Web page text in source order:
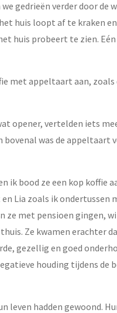
gedrieën verder door
huis loopt af te kraken
huis probeert te zien.
met appeltaart aan,
opener, vertelden iets
was de appeltaart
bood ze een kop koffie
Lia zoals ik
ze met pensioen gingen,
Ze kwamen erachter
gezellig en goed
houding tijdens
hadden gewoond.